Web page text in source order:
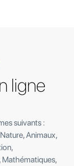
ligne
suivants :
Animaux,
Mathématiques,